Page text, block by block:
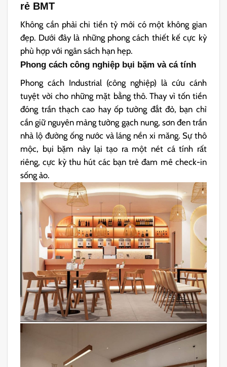
rẻ BMT
Không cần phải chi tiền tỷ mới có một không gian
đẹp. Dưới đây là những phong cách thiết kế cực kỳ
phù hợp với ngân sách hạn hẹp.
Phong cách công nghiệp bụi bặm và cá tính
Phong cách Industrial (công nghiệp) là cứu cánh
tuyệt vời cho những mặt bằng thô. Thay vì tốn tiền
đóng trần thạch cao hay ốp tường đắt đỏ, bạn chỉ
cần giữ nguyên mảng tường gạch nung, sơn đen trần
nhà lộ đường ống nước và láng nền xi măng. Sự thô
mộc, bụi bặm này lại tạo ra một nét cá tính rất
riêng, cực kỳ thu hút các bạn trẻ đam mê check-in
sống ảo.